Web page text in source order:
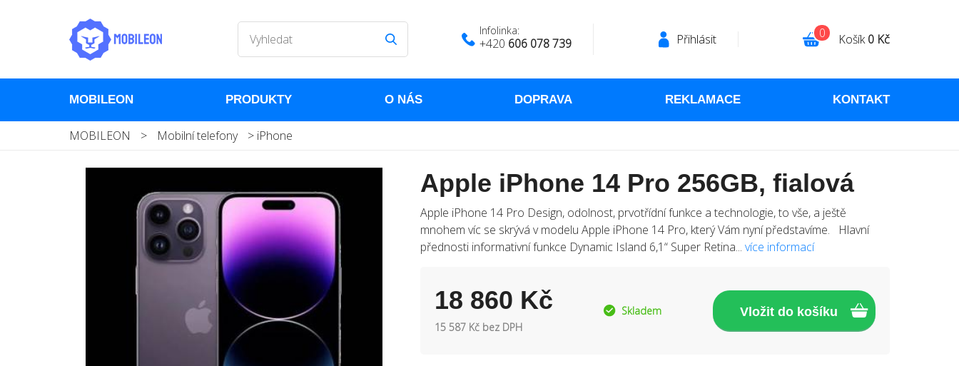
Infolinka:
+420 606 078 739 Přihlásit Košík0 Kč
0
MOBILEON PRODUKTY O NÁS DOPRAVA REKLAMACE KONTAKT
MOBILEON > Mobilní telefony > iPhone
Apple iPhone 14 Pro 256GB, fialová
Apple iPhone 14 Pro Design, odolnost, prvotřídní funkce a technologie, to vše, a ještě
mnohem víc se skrývá v modelu Apple iPhone 14 Pro, který Vám nyní představíme. Hlavní
přednosti informativní funkce Dynamic Island 6,1“ Super Retina... více informací
18 860 Kč
15 587 Kč bez DPH
Skladem